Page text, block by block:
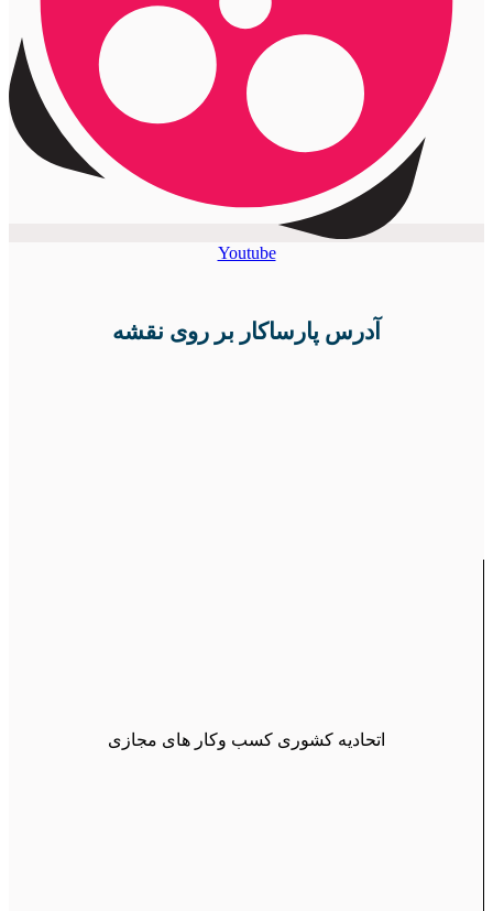
Youtube
آدرس پارساکار بر روی نقشه
اتحادیه کشوری کسب وکار های مجازی